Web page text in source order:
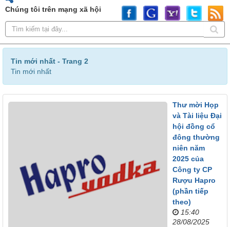
Chúng tôi trên mạng xã hội
Tin mới nhất - Trang 2
Tin mới nhất
Thư mời Họp
và Tài liệu Đại
hội đồng cổ
đông thường
niên năm
2025 của
Công ty CP
Rượu Hapro
(phần tiếp
theo)
15:40
28/08/2025